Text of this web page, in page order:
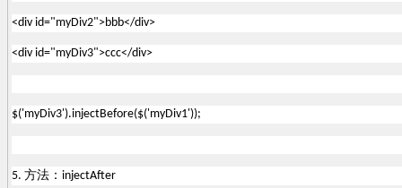
<div id="myDiv2">bbb</div>
<div id="myDiv3">ccc</div>
$('myDiv3').injectBefore($('myDiv1'));
5. 方法： injectAfter